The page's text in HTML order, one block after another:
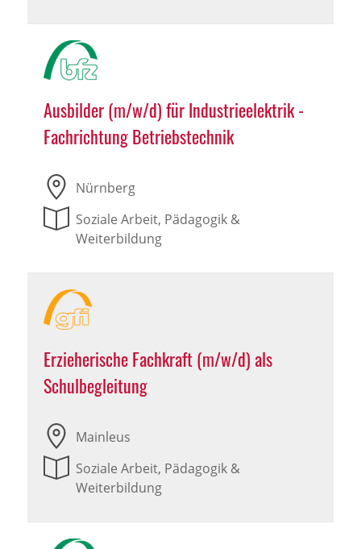
Ausbilder (m/w/d) für Industrieelektrik -
Fachrichtung Betriebstechnik
Nürnberg
Soziale Arbeit, Pädagogik &
Weiterbildung
Erzieherische Fachkraft (m/w/d) als
Schulbegleitung
Mainleus
Soziale Arbeit, Pädagogik &
Weiterbildung